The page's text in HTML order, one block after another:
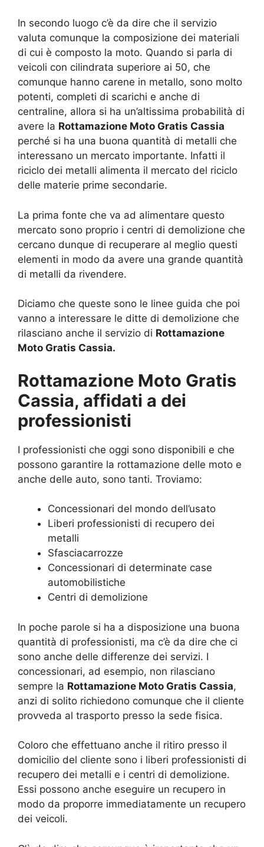
In secondo luogo c’è da dire che il servizio
valuta comunque la composizione dei materiali
di cui è composto la moto. Quando si parla di
veicoli con cilindrata superiore ai 50, che
comunque hanno carene in metallo, sono molto
potenti, completi di scarichi e anche di
centraline, allora si ha un’altissima probabilità di
avere la Rottamazione Moto Gratis Cassia
perché si ha una buona quantità di metalli che
interessano un mercato importante. Infatti il
riciclo dei metalli alimenta il mercato del riciclo
delle materie prime secondarie.
La prima fonte che va ad alimentare questo
mercato sono proprio i centri di demolizione che
cercano dunque di recuperare al meglio questi
elementi in modo da avere una grande quantità
di metalli da rivendere.
Diciamo che queste sono le linee guida che poi
vanno a interessare le ditte di demolizione che
rilasciano anche il servizio di Rottamazione
Moto Gratis Cassia.
Rottamazione Moto Gratis
Cassia, affidati a dei
professionisti
I professionisti che oggi sono disponibili e che
possono garantire la rottamazione delle moto e
anche delle auto, sono tanti. Troviamo:
Concessionari del mondo dell’usato
Liberi professionisti di recupero dei
metalli
Sfasciacarrozze
Concessionari di determinate case
automobilistiche
Centri di demolizione
In poche parole si ha a disposizione una buona
quantità di professionisti, ma c’è da dire che ci
sono anche delle differenze dei servizi. I
concessionari, ad esempio, non rilasciano
sempre la Rottamazione Moto Gratis Cassia,
anzi di solito richiedono comunque che il cliente
provveda al trasporto presso la sede fisica.
Coloro che effettuano anche il ritiro presso il
domicilio del cliente sono i liberi professionisti di
recupero dei metalli e i centri di demolizione.
Essi possono anche eseguire un recupero in
modo da proporre immediatamente un recupero
dei veicoli.